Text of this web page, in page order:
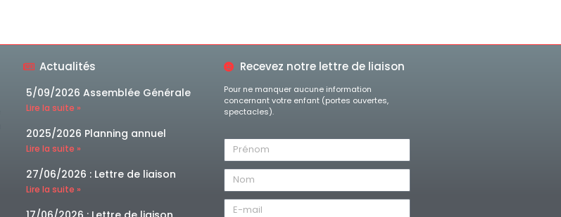
Actualités
5/09/2026 Assemblée Générale
Lire la suite »
2025/2026 Planning annuel
Lire la suite »
27/06/2026 : Lettre de liaison
Lire la suite »
Recevez notre lettre de liaison
Pour ne manquer aucune information
concernant votre enfant (portes ouvertes,
spectacles).